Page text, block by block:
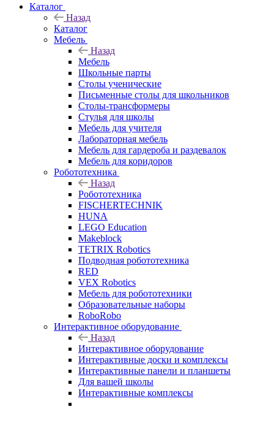
Каталог
Назад
Каталог
Мебель
Назад
Мебель
Школьные парты
Столы ученические
Письменные столы для школьников
Столы-трансформеры
Стулья для школы
Мебель для учителя
Лабораторная мебель
Мебель для гардероба и раздевалок
Мебель для коридоров
Робототехника
Назад
Робототехника
FISCHERTECHNIK
HUNA
LEGO Education
Makeblock
TETRIX Robotics
Подводная робототехника
RED
VEX Robotics
Мебель для робототехники
Образовательные наборы
RoboRobo
Интерактивное оборудование
Назад
Интерактивное оборудование
Интерактивные доски и комплексы
Интерактивные панели и планшеты
Для вашей школы
Интерактивные комплексы